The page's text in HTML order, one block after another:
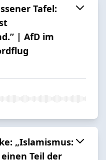
Tafel:
| AfD im
„Islamismus:
Teil der